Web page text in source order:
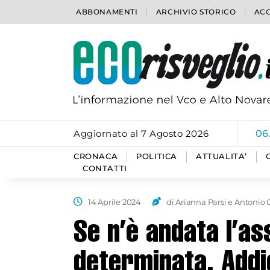
ABBONAMENTI ARCHIVIO STORICO
Aggiornato al 7 Agosto 2026
CRONACA POLITICA ATTUALITA’
CONTATTI
14 Aprile 2024 di Arianna Parsi e Antonio
Se n’è andata